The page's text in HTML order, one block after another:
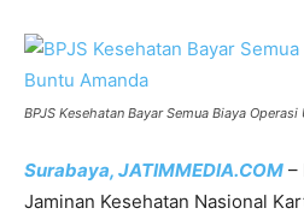
BPJS Kesehatan Bayar Semua Biaya
Surabaya, JATIMMEDIA.COM –
Jaminan Kesehatan Nasional